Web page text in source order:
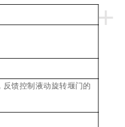
+
反馈控制液动旋转堰门的